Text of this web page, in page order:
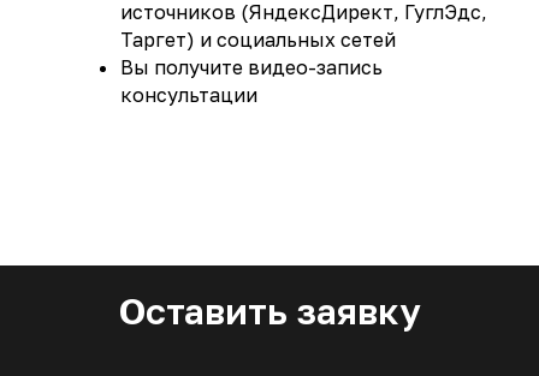
источников (ЯндексДирект, ГуглЭдс,
Таргет) и социальных сетей
Вы получите видео-запись
консультации
Оставить заявку